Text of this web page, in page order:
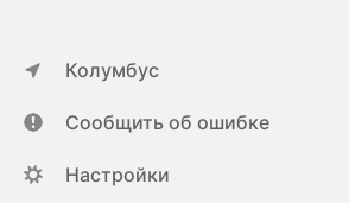
Колумбус
Сообщить об ошибке
Настройки